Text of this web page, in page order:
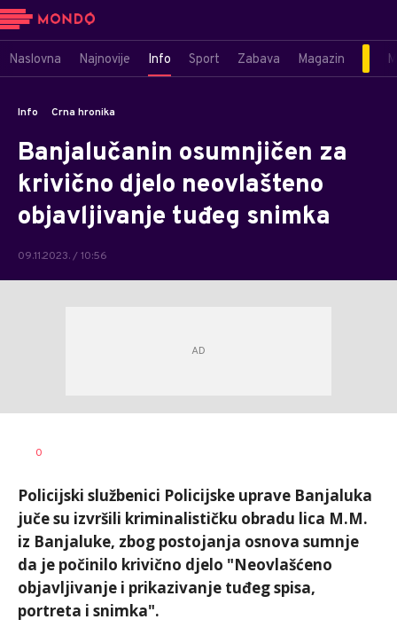
Naslovna Najnovije Info Sport Zabava Magazin
Info Crna hronika
Banjalučanin osumnjičen za
krivično djelo neovlašteno
objavljivanje tuđeg snimka
09.11.2023. / 10:56
AUTOR
0
Policijski službenici Policijske uprave Banjaluka
juče su izvršili kriminalističku obradu lica M.M.
iz Banjaluke, zbog postojanja osnova sumnje
da je počinilo krivično djelo "Neovlašćeno
objavljivanje i prikazivanje tuđeg spisa,
portreta i snimka".